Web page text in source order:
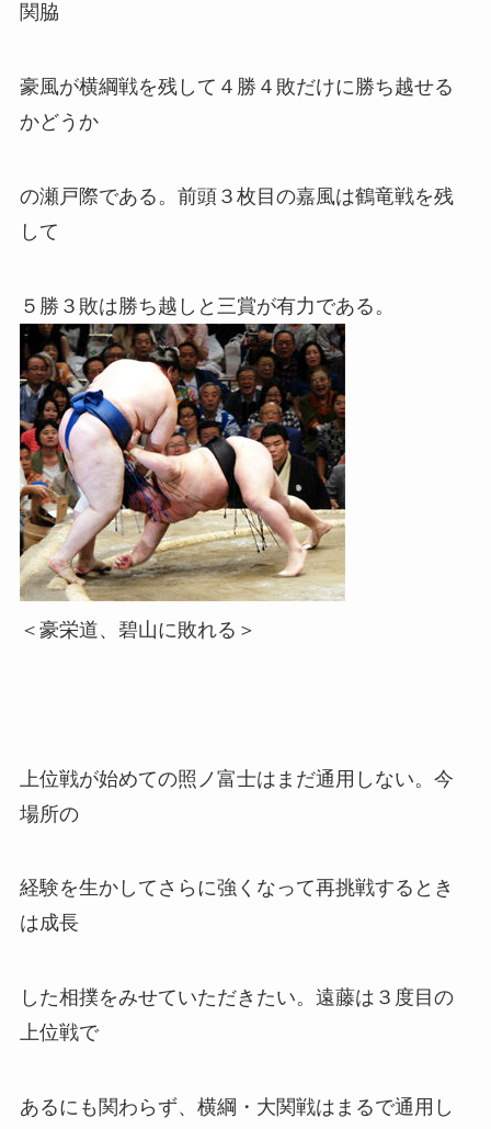
関脇
豪風が横綱戦を残して４勝４敗だけに勝ち越せる
かどうか
の瀬戸際である。前頭３枚目の嘉風は鶴竜戦を残
して
５勝３敗は勝ち越しと三賞が有力である。
＜豪栄道、碧山に敗れる＞
上位戦が始めての照ノ富士はまだ通用しない。今
場所の
経験を生かしてさらに強くなって再挑戦するとき
は成長
した相撲をみせていただきたい。遠藤は３度目の
上位戦で
あるにも関わらず、横綱・大関戦はまるで通用し